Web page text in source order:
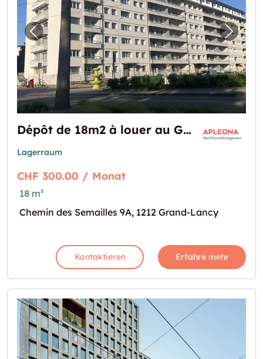
Vorheriges Bild für "Dépôt de 18m2 à louer
Dépôt de 18m2 à louer au Grand-Lancy
Lagerraum
CHF 300.00 / Monat
18 m²
Chemin des Semailles 9A, 1212 Grand-Lancy
Kontaktieren Erfahre mehr